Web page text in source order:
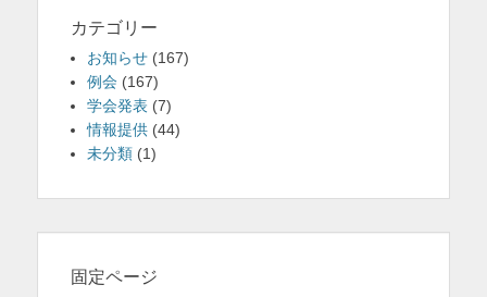
カテゴリー
お知らせ (167)
例会 (167)
学会発表 (7)
情報提供 (44)
未分類 (1)
固定ページ